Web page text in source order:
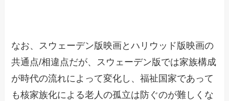
なお、スウェーデン版映画とハリウッド版映画の
共通点/相違点だが、スウェーデン版では家族構成
が時代の流れによって変化し、福祉国家であって
も核家族化による老人の孤立は防ぐのが難しくな